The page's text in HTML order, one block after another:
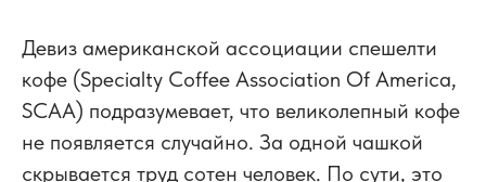
Девиз американской ассоциации спешелти
кофе (Specialty Coffee Association Of America,
SCAA) подразумевает, что великолепный кофе
не появляется случайно. За одной чашкой
скрывается труд сотен человек. По сути, это